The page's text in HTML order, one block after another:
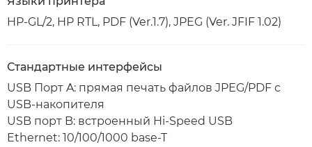
HP-GL/2, HP RTL, PDF (Ver.1.7), JPEG (Ver. JFIF 1.02)
Стандартные интерфейсы
USB Порт A: прямая печать файлов JPEG/PDF с
USB-накопителя
USB порт B: встроенный Hi-Speed USB
Ethernet: 10/100/1000 base-T